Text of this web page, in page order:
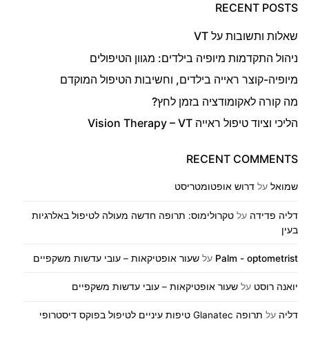
RECENT POSTS
שאלות ותשובות על VT
ניהול התקדמות מיופיה בילדים: מגוון הטיפולים
מיופיה-קוצר ראייה בילדים, וחשיבות הטיפול המוקדם
מה קורה לאקומודציה בזמן לחץ?
הליכי וציוד טיפול ראייה Vision Therapy – VT
RECENT COMMENTS
שמואל על דרוש אופטומטריסט
דליה פדידה על טקרולימוס: תרופה חדשה מעולה לטיפול באלרגיות
בעין
Palm - optometrist על שעור אופטיקאות – עובי עדשות משקפיים
יואנה רוסט על שעור אופטיקאות – עובי עדשות משקפיים
דליה על תרופה Glanatec טיפות עיניים לטיפול בפוקס דיסטרופי